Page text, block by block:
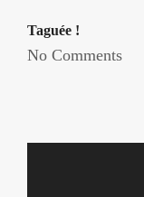
Taguée !
No Comments